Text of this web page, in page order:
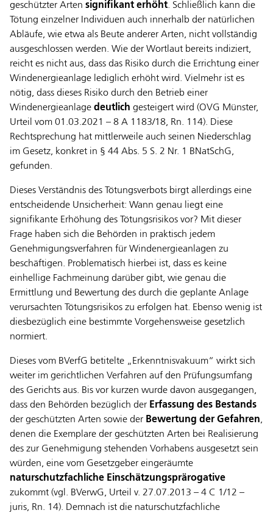
geschützter Arten signifikant erhöht. Schließlich kann die
Tötung einzelner Individuen auch innerhalb der natürlichen
Abläufe, wie etwa als Beute anderer Arten, nicht vollständig
ausgeschlossen werden. Wie der Wortlaut bereits indiziert,
reicht es nicht aus, dass das Risiko durch die Errichtung einer
Windenergieanlage lediglich erhöht wird. Vielmehr ist es
nötig, dass dieses Risiko durch den Betrieb einer
Windenergieanlage deutlich gesteigert wird (OVG Münster,
Urteil vom 01.03.2021 – 8 A 1183/18, Rn. 114). Diese
Rechtsprechung hat mittlerweile auch seinen Niederschlag
im Gesetz, konkret in § 44 Abs. 5 S. 2 Nr. 1 BNatSchG,
gefunden.
Dieses Verständnis des Tötungsverbots birgt allerdings eine
entscheidende Unsicherheit: Wann genau liegt eine
signifikante Erhöhung des Tötungsrisikos vor? Mit dieser
Frage haben sich die Behörden in praktisch jedem
Genehmigungsverfahren für Windenergieanlagen zu
beschäftigen. Problematisch hierbei ist, dass es keine
einhellige Fachmeinung darüber gibt, wie genau die
Ermittlung und Bewertung des durch die geplante Anlage
verursachten Tötungsrisikos zu erfolgen hat. Ebenso wenig ist
diesbezüglich eine bestimmte Vorgehensweise gesetzlich
normiert.
Dieses vom BVerfG betitelte „Erkenntnisvakuum“ wirkt sich
weiter im gerichtlichen Verfahren auf den Prüfungsumfang
des Gerichts aus. Bis vor kurzen wurde davon ausgegangen,
dass den Behörden bezüglich der Erfassung des Bestands
der geschützten Arten sowie der Bewertung der Gefahren,
denen die Exemplare der geschützten Arten bei Realisierung
des zur Genehmigung stehenden Vorhabens ausgesetzt sein
würden, eine vom Gesetzgeber eingeräumte
naturschutzfachliche Einschätzungsprärogative
zukommt (vgl. BVerwG, Urteil v. 27.07.2013 – 4 C 1/12 –
juris, Rn. 14). Demnach ist die naturschutzfachliche